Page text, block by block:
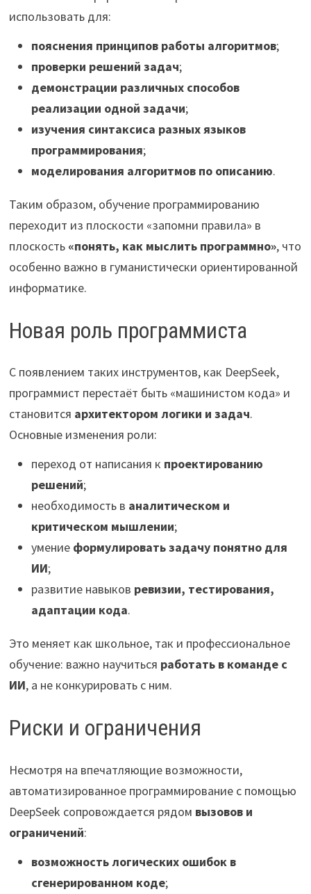
использовать для:
пояснения принципов работы алгоритмов;
проверки решений задач;
демонстрации различных способов
реализации одной задачи;
изучения синтаксиса разных языков
программирования;
моделирования алгоритмов по описанию.
Таким образом, обучение программированию
переходит из плоскости «запомни правила» в
плоскость «понять, как мыслить программно», что
особенно важно в гуманистически ориентированной
информатике.
Новая роль программиста
С появлением таких инструментов, как DeepSeek,
программист перестаёт быть «машинистом кода» и
становится архитектором логики и задач.
Основные изменения роли:
переход от написания к проектированию
решений;
необходимость в аналитическом и
критическом мышлении;
умение формулировать задачу понятно для
ИИ;
развитие навыков ревизии, тестирования,
адаптации кода.
Это меняет как школьное, так и профессиональное
обучение: важно научиться работать в команде с
ИИ, а не конкурировать с ним.
Риски и ограничения
Несмотря на впечатляющие возможности,
автоматизированное программирование с помощью
DeepSeek сопровождается рядом вызовов и
ограничений:
возможность логических ошибок в
сгенерированном коде;